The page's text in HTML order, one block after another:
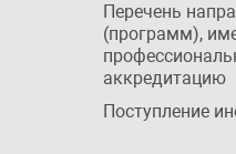
Перечень
(программ),
аккредитацию
Поступление